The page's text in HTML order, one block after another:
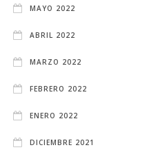
MAYO 2022
ABRIL 2022
MARZO 2022
FEBRERO 2022
ENERO 2022
DICIEMBRE 2021